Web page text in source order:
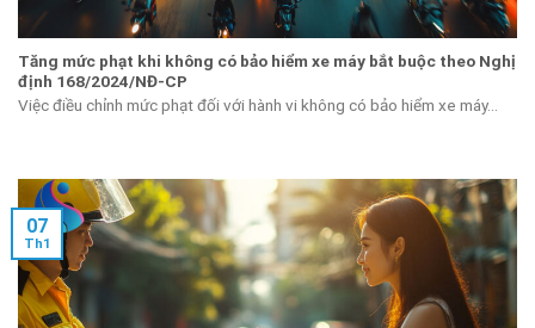
Tăng mức phạt khi không có bảo hiểm xe máy bắt buộc theo Nghị
định 168/2024/NĐ-CP
Việc điều chỉnh mức phạt đối với hành vi không có bảo hiểm xe máy...
07
Th1